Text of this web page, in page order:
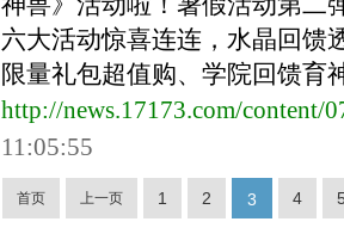
六大活动惊喜连连，水晶回馈
限量礼包超值购、学院回馈
http://news.17173.com/content/
11:05:55
首页 上一页 1 2 3 4